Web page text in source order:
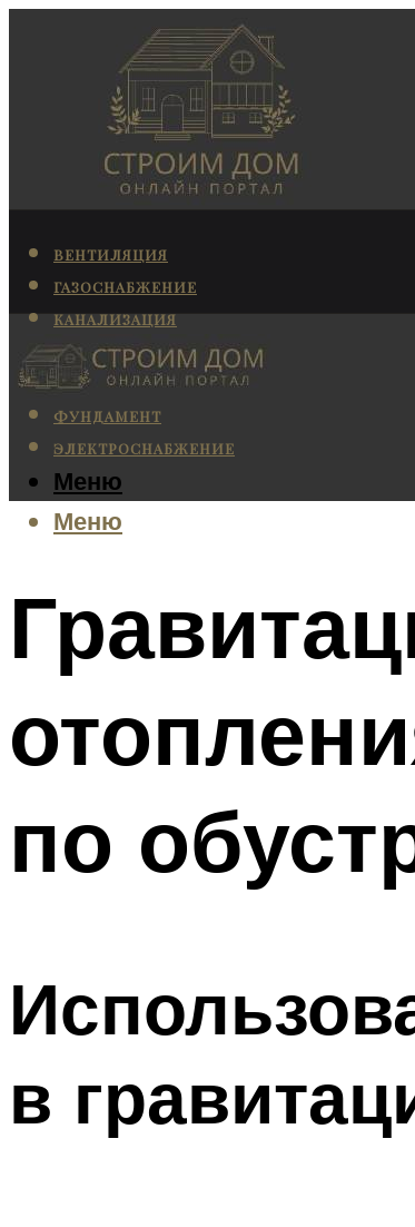
ВЕНТИЛЯЦИЯ
ГАЗОСНАБЖЕНИЕ
КАНАЛИЗАЦИЯ
КОНДИЦИОНИРОВАНИЕ
ОТОПЛЕНИЕ
ФУНДАМЕНТ
ЭЛЕКТРОСНАБЖЕНИЕ
Меню
Меню
по
в